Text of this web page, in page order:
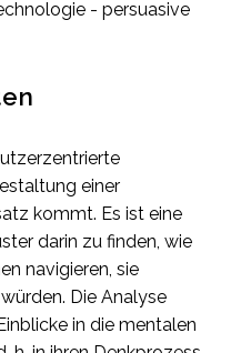
- persuasive
einer
kommt. Es ist eine
darin zu finden, wie
navigieren, sie
Die Analyse
in die mentalen